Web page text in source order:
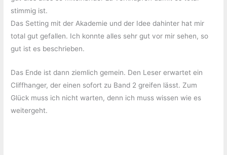
stimmig ist.
Das Setting mit der Akademie und der Idee dahinter hat mir
total gut gefallen. Ich konnte alles sehr gut vor mir sehen, so
gut ist es beschrieben.
Das Ende ist dann ziemlich gemein. Den Leser erwartet ein
Cliffhanger, der einen sofort zu Band 2 greifen lässt. Zum
Glück muss ich nicht warten, denn ich muss wissen wie es
weitergeht.